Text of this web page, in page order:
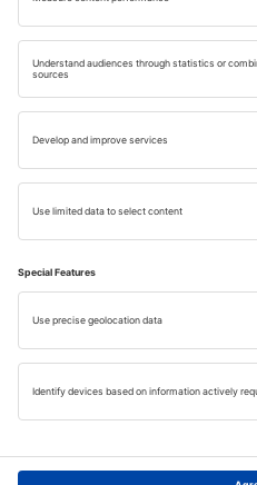
Utazási Inspiráciok
Tapasztalja meg az utazás új
Ezennel beleegyezem, hogy
mail-címemre.